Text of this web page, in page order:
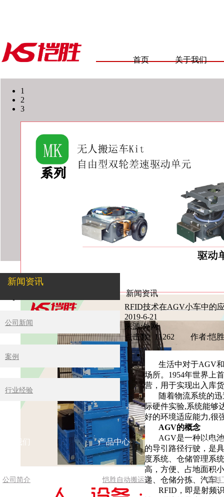
首页 关于我们
1
2
3
公司新闻
案例
行业经验
新闻资讯
新闻资讯
RFID技术在AGV小车中的
2019-6-21
来源:外网
点击数: 11262 作者:恺
生活中对于AGV
场所。 1954年世界上
营，用于实现出入库
随着物流系统的
际硬件实验,系统能够
好的环境适应能力,很
AGV的概念
AGV是一种以电
的导引路径行驶，是
度系统、仓储管理系
高，方便、占地面积
递、仓储分拣、汽车
RFID ，即是射频
于我们 产品中心 服务
公司简介 恺胜自动搬运车 资料